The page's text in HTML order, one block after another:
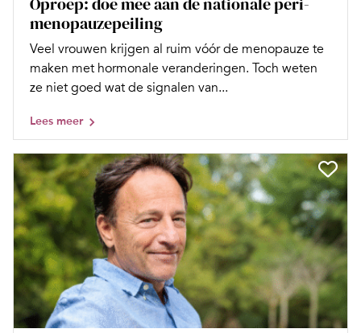
menopauzepeiling
Veel vrouwen krijgen al ruim vóór de menopauze te
maken met hormonale veranderingen. Toch weten
ze niet goed wat de signalen van...
Lees meer